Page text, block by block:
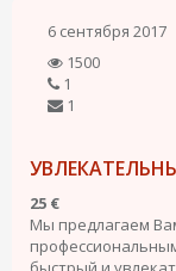
6 сентября 2017
1500
1
1
25 €
Мы предлагаем